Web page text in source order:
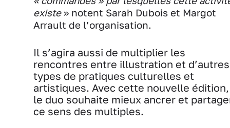
existe» notent Sarah Dubois et Margot
Arrault de l’organisation.
Il s’agira aussi de multiplier les
rencontres entre illustration et d’autres
types de pratiques culturelles et
artistiques. Avec cette nouvelle édition,
le duo souhaite mieux ancrer et
ce sens des multiples.